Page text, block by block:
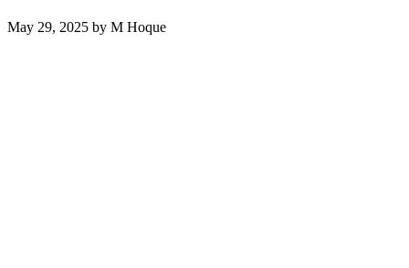
May 29, 2025 by M Hoque